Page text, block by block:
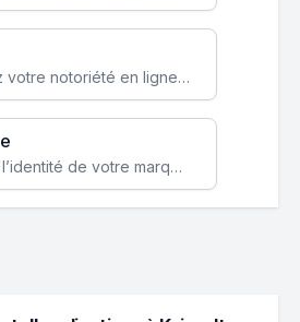
Augmentez votre notoriété en ligne et stimulez la croissance de votre entreprise grâce à une stratégie sociale sur mesure.
Renforcez l’identité de votre marque avec un design unique qui capte l’attention et engage vos clients.